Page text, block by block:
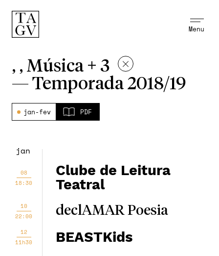
Menu
, , Música + 3
— Temporada 2018/19
jan-fev PDF
jan
08
18:30
Clube de Leitura
Teatral
10
22:00
declAMAR Poesia
12
11h30
BEASTKids